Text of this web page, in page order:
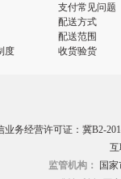
度
支付常见问题
配送方式
配送范围
收货验货
业务经营许可证：冀B2-
互
监管机构：
国